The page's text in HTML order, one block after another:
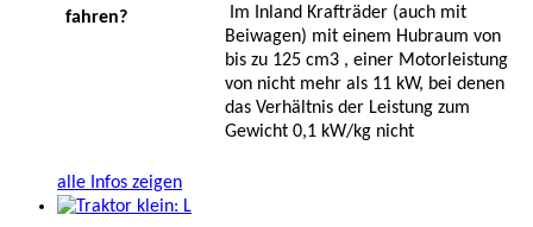
fahren?
Im Inland Krafträder (auch mit
Beiwagen) mit einem Hubraum von
bis zu 125 cm3 , einer Motorleistung
von nicht mehr als 11 kW, bei denen
das Verhältnis der Leistung zum
Gewicht 0,1 kW/kg nicht
alle Infos zeigen